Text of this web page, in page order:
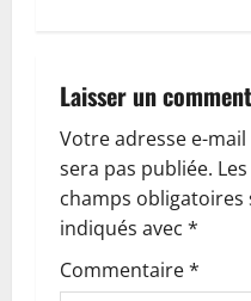
i
o
n
d
’
Laisser un
Votre adresse e-mail
sera pas publiée. Les
champs obligatoires
indiqués avec *
Commentaire*